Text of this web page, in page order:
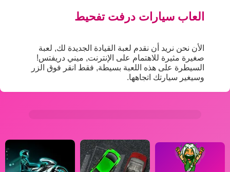
العاب سيارات درفت تفحيط
الأن نحن نريد أن نقدم لعبة القيادة الجديدة لك, لعبة
صغيرة مثيرة للاهتمام على الإنترنت, ميني دريفتس!
السيطرة على هذه اللعبة بسيطة, فقط انقر فوق الزر
وسيغير سيارتك اتجاهها.